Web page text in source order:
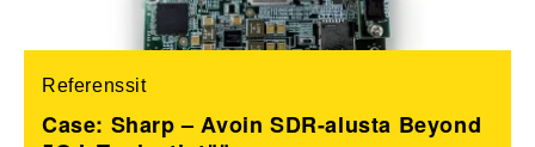
Referenssit
Case: Sharp – Avoin SDR-alusta Beyond